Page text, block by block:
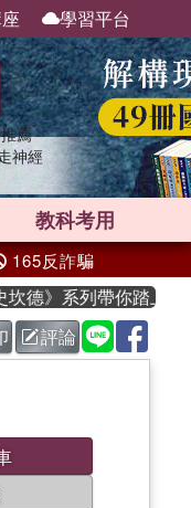
學習平台
薦
神經
教科考用
165反詐騙
》系列帶你踏上熱血奇
評論